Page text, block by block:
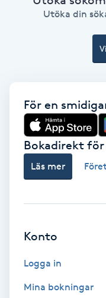
Ansiktsbehandling
Bambumassage
Barber
Blowout
Bottenfärg
Utöka din
För en
Bokadirekt
Läs mer
Konto
Logga in
Mina bokningar